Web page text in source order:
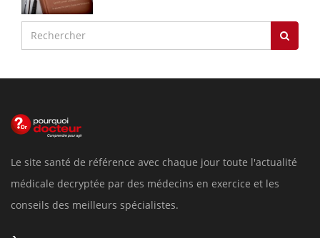
Le site santé de référence avec chaque jour toute l'actualité
médicale decryptée par des médecins en exercice et les
conseils des meilleurs spécialistes.